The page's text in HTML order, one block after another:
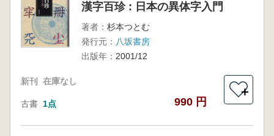
漢字百珍 : 日本の異体字入門
著者： 杉本つとむ
発行元： 八坂書房
出版年： 2001/12
新刊 在庫なし
古書 1点 990 円
＋